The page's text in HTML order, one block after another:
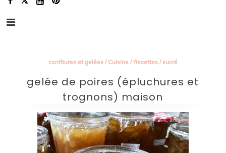
confitures et gelées/ Cuisine/ Recettes/ sucré
gelée de poires (épluchures et
trognons) maison